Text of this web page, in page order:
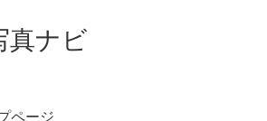
真ナビ
ページ